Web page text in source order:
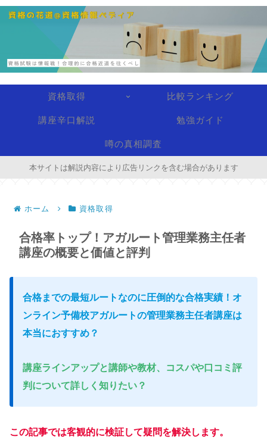
資格取得 比較ランキング
講座辛口解説 勉強ガイド
噂の真相調査
本サイトは解説内容により広告リンクを含む場合があります
ホーム 資格取得
合格率トップ！アガルート管理業務主任者
講座の概要と価値と評判
合格までの最短ルートなのに圧倒的な合格実績！オ
ンライン予備校アガルートの管理業務主任者講座は
本当におすすめ？
講座ラインアップと講師や教材、コスパや口コミ評
判について詳しく知りたい？
この記事では客観的に検証して疑問を解決します。